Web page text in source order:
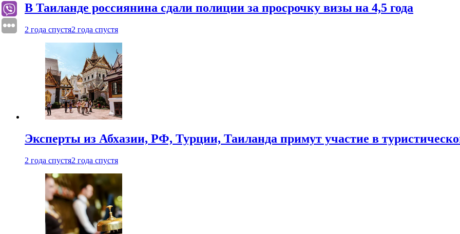
В Таиланде россиянина сдали полиции за просрочку визы на 4,5 года
2 года спустя2 года спустя
Эксперты из Абхазии, РФ, Турции, Таиланда примут участие в
2 года спустя2 года спустя